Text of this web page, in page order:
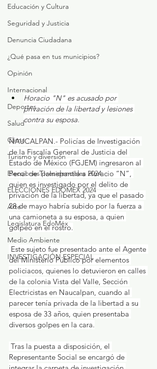
Educación y Cultura
Seguridad y Justicia
Denuncia Ciudadana
¿Qué pasa en tus municipios?
Opinión
Internacional
Deportes
Salud
Clima
Turismo y diversión
Elecciones presidenciales 2024
ELECCIONES EDOMEX 2024
Arte
Legislatura EdoMéx
Medio Ambiente
INVESTIGACIÓN ESPECIAL
Horacio "N" es acusado por
privación de la libertad y lesiones
contra su esposa.
NAUCALPAN.- Policías de Investigación
de la Fiscalía General de Justicia del
Estado de México (FGJEM) ingresaron al
Penal de Tlalnepantla a Horacio “N”,
quien es investigado por el delito de
privación de la libertad, ya que el pasado
28 de mayo habría subido por la fuerza a
una camioneta a su esposa, a quien
golpeó en el rostro.
del Ministerio Público por elementos
policiacos, quienes lo detuvieron en calles
de la colonia Vista del Valle, Sección
Electricistas en Naucalpan, cuando al
parecer tenía privada de la libertad a su
esposa de 33 años, quien presentaba
diversos golpes en la cara.
Representante Social se encargó de